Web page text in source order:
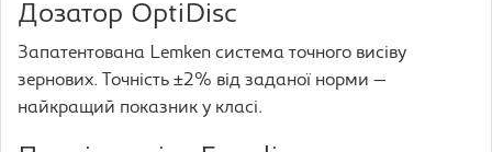
Дозатор OptiDisc
Запатентована Lemken система точного висіву
зернових. Точність ±2% від заданої норми —
найкращий показник у класі.